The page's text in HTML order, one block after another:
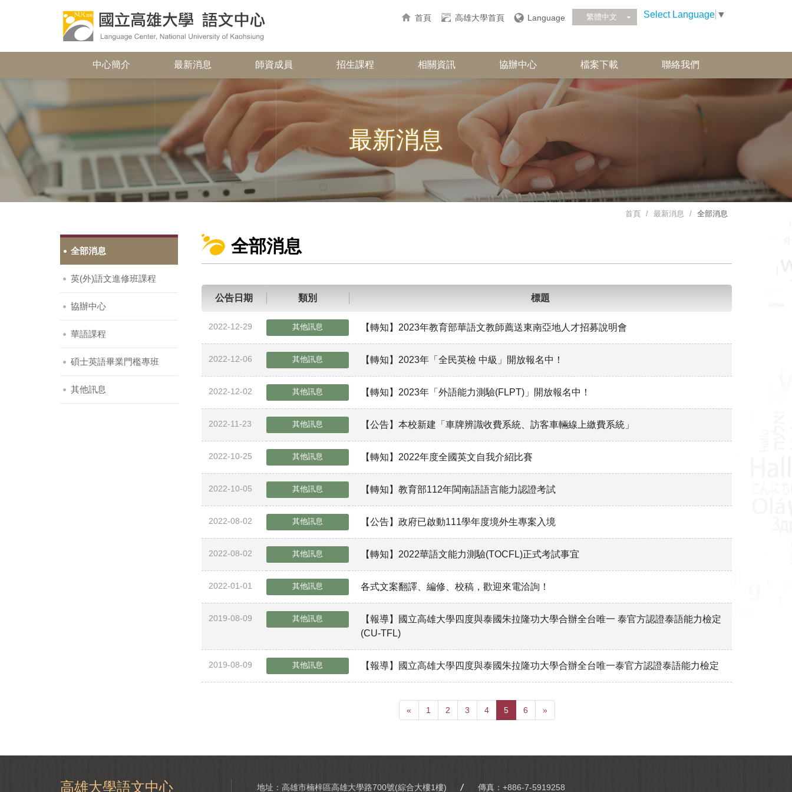
首頁 高雄大學首頁 Language 繁體中文 Select Language ▼
中心簡介 最新消息 師資成員 招生課程 相關資訊 協辦中心 檔案下載 聯絡我們
最新消息
首頁 最新消息 全部消息
全部消息
公告日期 類別 標題
2022-12-29 其他訊息 【轉知】2023年教育部華語文教師薦送東南亞地人才招募說明會
2022-12-06 其他訊息 【轉知】2023年「全民英檢 中級」開放報名中！
2022-12-02 其他訊息 【轉知】2023年「外語能力測驗(FLPT)」開放報名中！
2022-11-23 其他訊息 【公告】本校新建「車牌辨識收費系統、訪客車輛線上繳費系統」
2022-10-25 其他訊息 【轉知】2022年度全國英文自我介紹比賽
2022-10-05 其他訊息 【轉知】教育部112年閩南語語言能力認證考試
2022-08-02 其他訊息 【公告】政府已啟動111學年度境外生專案入境
2022-08-02 其他訊息 【轉知】2022華語文能力測驗(TOCFL)正式考試事宜
2022-01-01 其他訊息 各式文案翻譯、編修、校稿，歡迎來電洽詢！
2019-08-09 其他訊息
【報導】國立高雄大學四度與泰國朱拉隆功大學合辦全台唯一 泰官方認證泰語能力檢定
(CU-TFL)
2019-08-09 其他訊息 【報導】國立高雄大學四度與泰國朱拉隆功大學合辦全台唯一泰官方認證泰語能力檢定
« 1 2 3 4 5 6 »
全部消息
英(外)語文進修班課程
協辦中心
華語課程
碩士英語畢業門檻專班
其他訊息
高雄大學語文中心 地址：高雄市楠梓區高雄大學路700號(綜合大樓1樓) 傳真：+886-7-5919258